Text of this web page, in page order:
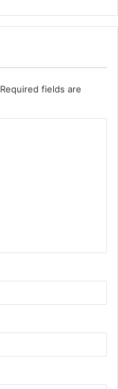
Required fields are